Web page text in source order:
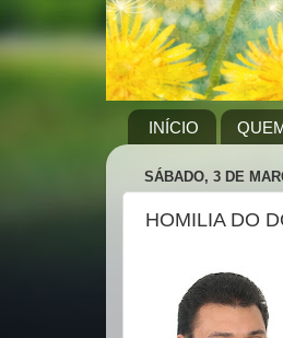
INÍCIO
SÁBADO, 3 DE
HOMILIA DO